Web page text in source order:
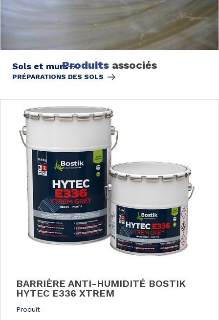
Sols et murs
PRÉPARATIONS DES SOLS
Produits associés
BARRIÈRE ANTI-HUMIDITÉ BOSTIK
HYTEC E336 XTREM
Produit